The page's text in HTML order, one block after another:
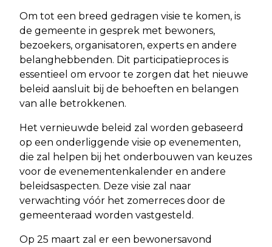
Om tot een breed gedragen visie te komen, is
de gemeente in gesprek met bewoners,
bezoekers, organisatoren, experts en andere
belanghebbenden. Dit participatieproces is
essentieel om ervoor te zorgen dat het nieuwe
beleid aansluit bij de behoeften en belangen
van alle betrokkenen.
Het vernieuwde beleid zal worden gebaseerd
op een onderliggende visie op evenementen,
die zal helpen bij het onderbouwen van keuzes
voor de evenementenkalender en andere
beleidsaspecten. Deze visie zal naar
verwachting vóór het zomerreces door de
gemeenteraad worden vastgesteld.
Op 25 maart zal er een bewonersavond